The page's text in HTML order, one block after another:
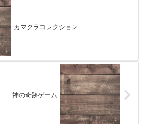
カマクラコレクション
神の奇跡ゲーム